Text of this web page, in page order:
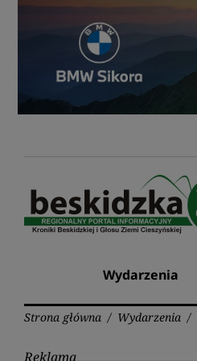
Przejdź
Wydarzenia
Strona główna / Wydarzenia /
Reklama